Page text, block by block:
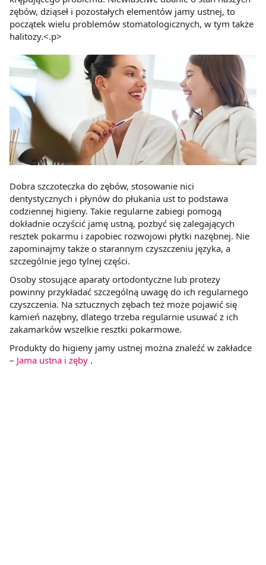
zębów, dziąseł i pozostałych elementów jamy ustnej, to
początek wielu problemów stomatologicznych, w tym także
halitozy.<.p>
Dobra szczoteczka do zębów, stosowanie nici
dentystycznych i płynów do płukania ust to podstawa
codziennej higieny. Takie regularne zabiegi pomogą
dokładnie oczyścić jamę ustną, pozbyć się zalegających
resztek pokarmu i zapobiec rozwojowi płytki nazębnej. Nie
zapominajmy także o starannym czyszczeniu języka, a
szczególnie jego tylnej części.
Osoby stosujące aparaty ortodontyczne lub protezy
powinny przykładać szczególną uwagę do ich regularnego
czyszczenia. Na sztucznych zębach też może pojawić się
kamień nazębny, dlatego trzeba regularnie usuwać z ich
zakamarków wszelkie resztki pokarmowe.
Produkty do higieny jamy ustnej można znaleźć w zakładce
– Jama ustna i zęby .